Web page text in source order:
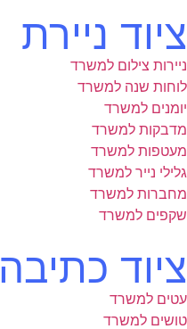
ציוד ניירת
ניירות צילום למשרד
לוחות שנה למשרד
יומנים למשרד
מדבקות למשרד
מעטפות למשרד
גלילי נייר למשרד
מחברות למשרד
שקפים למשרד
ציוד כתיבה
עטים למשרד
טושים למשרד